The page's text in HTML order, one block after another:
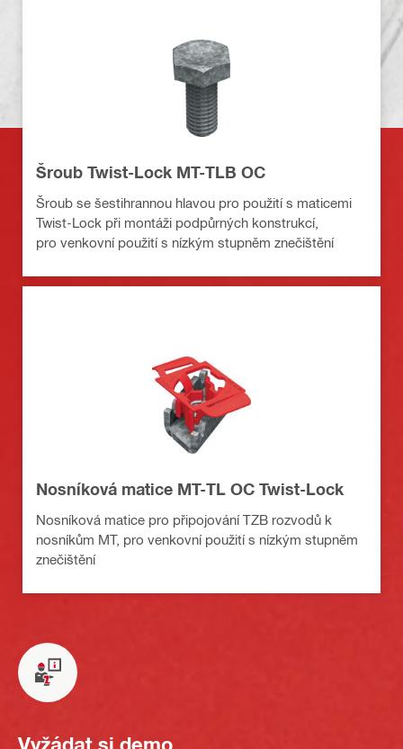
Šroub Twist-Lock MT-TLB OC
Šroub se šestihrannou hlavou pro použití s maticemi
Twist-Lock při montáži podpůrných konstrukcí,
pro venkovní použití s nízkým stupněm znečištění
Nosníková matice MT-TL OC Twist-Lock
Nosníková matice pro připojování TZB rozvodů k
nosníkům MT, pro venkovní použití s nízkým stupněm
znečištění